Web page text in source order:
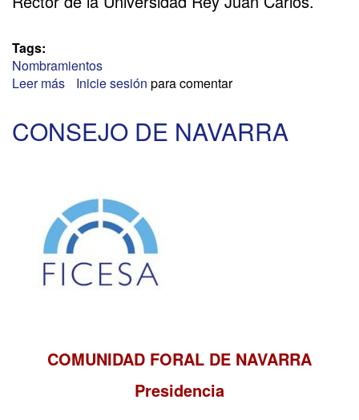
Tags:
Nombramientos
Leer más sobre
JUAN
Inicie sesión para comentar
CONSEJO DE NAVARRA
COMUNIDAD FORAL DE NAVARRA
Presidencia